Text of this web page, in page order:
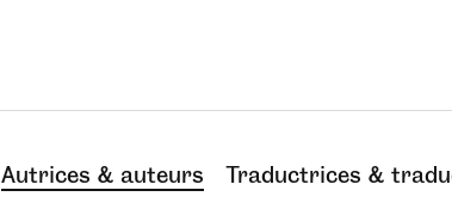
Autrices & auteurs Traductrices &